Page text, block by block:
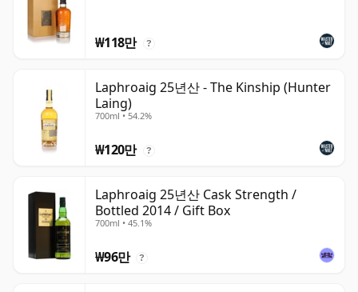
₩118만 ?
Laphroaig 25년산 - The Kinship (Hunter
Laing)
700ml • 54.2%
₩120만 ?
Laphroaig 25년산 Cask Strength /
Bottled 2014 / Gift Box
700ml • 45.1%
₩96만 ?